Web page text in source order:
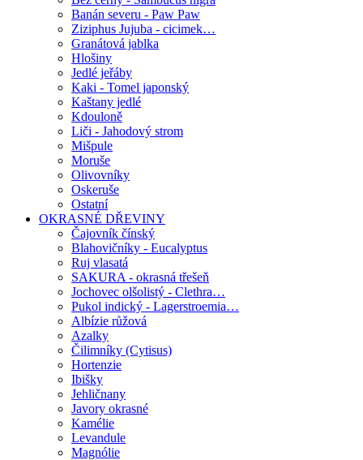
Banán severu - Paw Paw
Ziziphus Jujuba - cicimek…
Granátová jablka
Hlošiny
Jedlé jeřáby
Kaki - Tomel japonský
Kaštany jedlé
Kdouloně
Liči - Jahodový strom
Mišpule
Moruše
Olivovníky
Oskeruše
Ostatní
OKRASNÉ DŘEVINY
Čajovník čínský
Blahovičníky - Eucalyptus
Ruj vlasatá
SAKURA - okrasná třešeň
Jochovec olšolistý - Clethra…
Pukol indický - Lagerstroemia…
Albízie růžová
Azalky
Čilimníky (Cytisus)
Hortenzie
Ibišky
Jehličnany
Javory okrasné
Kamélie
Levandule
Magnólie